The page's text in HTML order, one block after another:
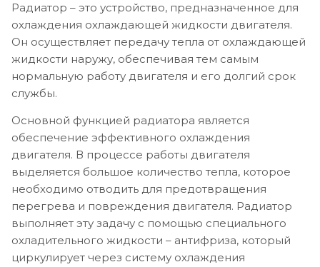
Радиатор – это устройство, предназначенное для
охлаждения охлаждающей жидкости двигателя.
Он осуществляет передачу тепла от охлаждающей
жидкости наружу, обеспечивая тем самым
нормальную работу двигателя и его долгий срок
службы.
Основной функцией радиатора является
обеспечение эффективного охлаждения
двигателя. В процессе работы двигателя
выделяется большое количество тепла, которое
необходимо отводить для предотвращения
перегрева и повреждения двигателя. Радиатор
выполняет эту задачу с помощью специального
охладительного жидкости – антифриза, который
циркулирует через систему охлаждения